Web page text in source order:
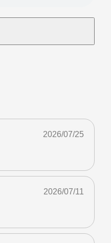
2026/07/25
2026/07/11